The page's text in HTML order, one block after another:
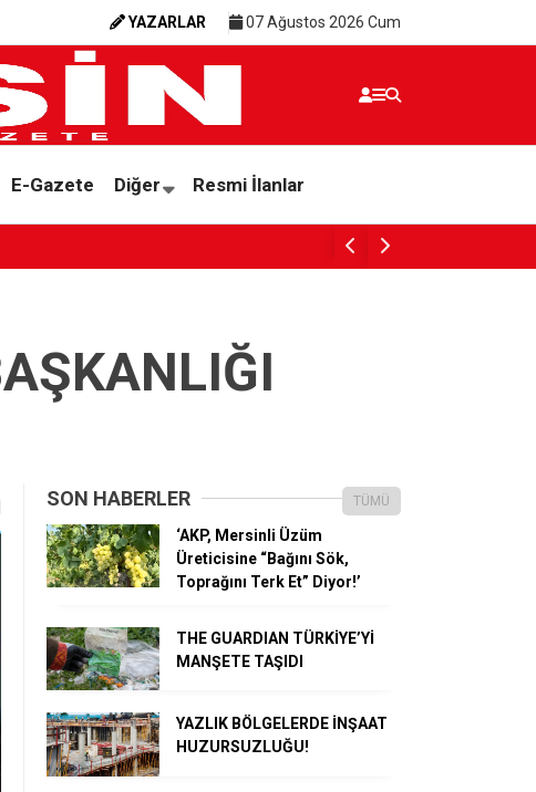
YAZARLAR 07 Ağustos 2026 Cum
E-Gazete Diğer Resmi İlanlar
SON HABERLER TÜMÜ
‘AKP, Mersinli Üzüm
Üreticisine “Bağını Sök,
Toprağını Terk Et” Diyor!’
THE GUARDIAN TÜRKİYE’Yİ
MANŞETE TAŞIDI
YAZLIK BÖLGELERDE İNŞAAT
HUZURSUZLUĞU!